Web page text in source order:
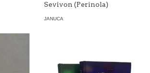
Sevivon (Perinola)
JANUCA